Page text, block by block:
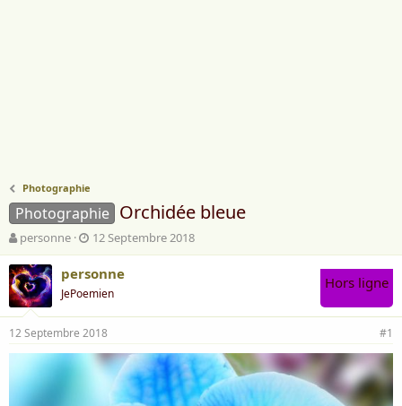
Photographie
Photographie Orchidée bleue
A
u
t
e
u
r
d
e
a
personne
D
a
t
d
e
d
é
b
12 Septembre 2018
personne
JePoemien
Hors ligne
12 Septembre 2018 #1